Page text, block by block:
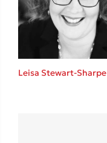
Leisa Stewart-Sharpe